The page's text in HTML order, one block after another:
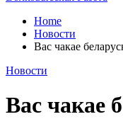
Home
Новости
Вас чакае
Новости
Вас чакае